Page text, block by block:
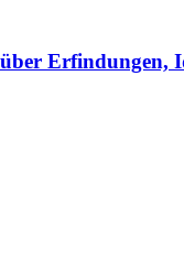
Erfindungen,